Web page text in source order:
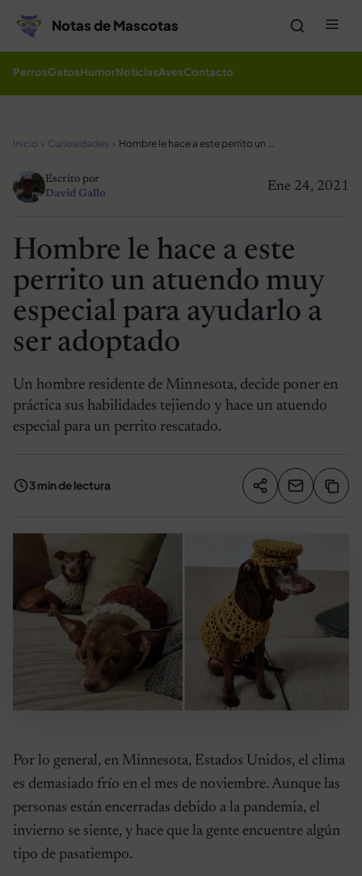
Notas de Mascotas
PerrosGatosHumorNoticiasAvesContacto
Inicio Curiosidades Hombre le hace a este perrito un atuendo muy especial para ayudarlo a ser adoptado
Ene 24, 2021
Escrito por
David Gallo
Hombre le hace a este
perrito un atuendo muy
especial para ayudarlo a
ser adoptado
Un hombre residente de Minnesota, decide poner en
práctica sus habilidades tejiendo y hace un atuendo
especial para un perrito rescatado.
3 min de lectura Compartir
Por lo general, en Minnesota, Estados Unidos, el clima
es demasiado frío en el mes de noviembre. Aunque las
personas están encerradas debido a la pandemia, el
invierno se siente, y hace que la gente encuentre algún
tipo de pasatiempo.